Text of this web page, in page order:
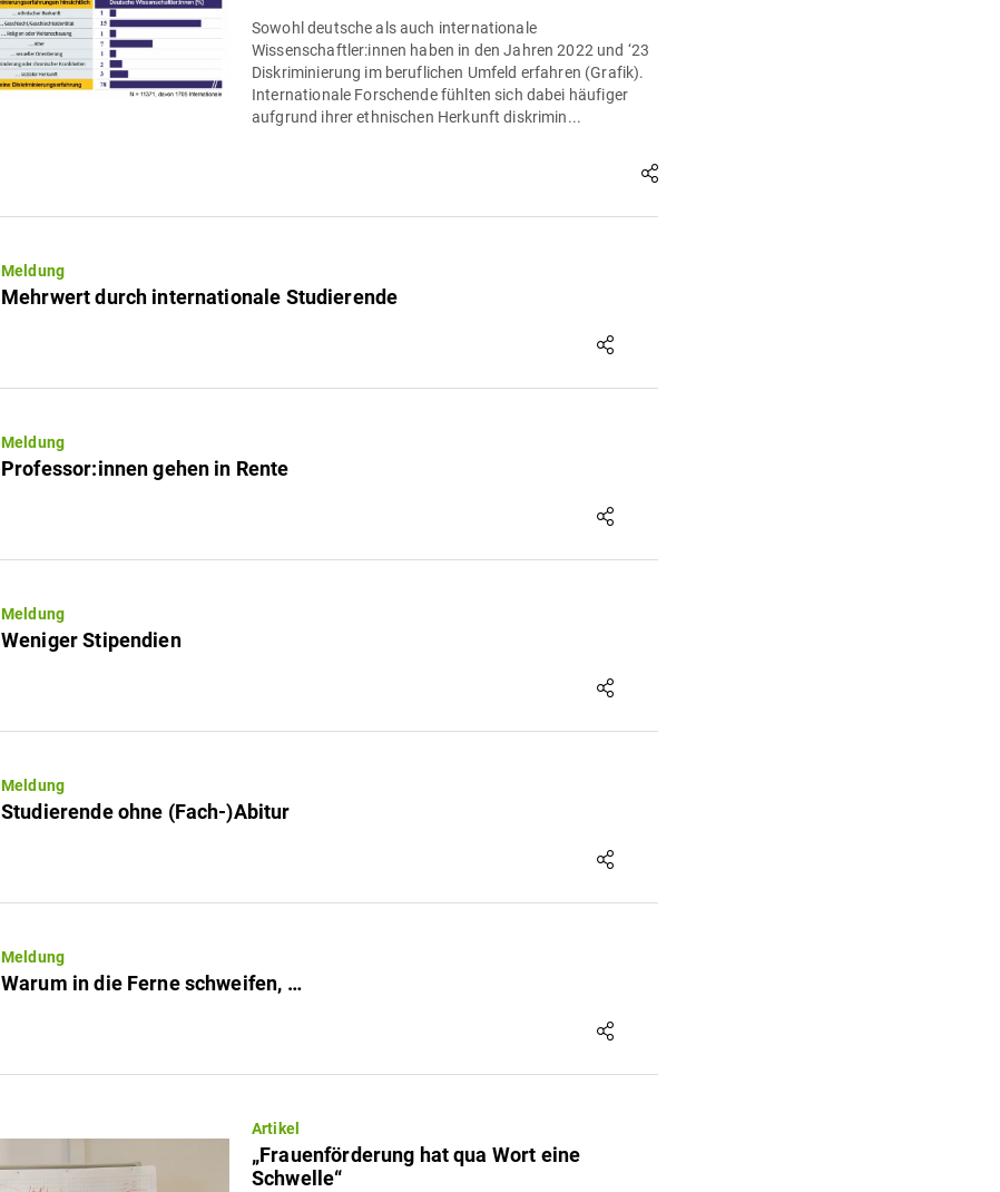
Sowohl deutsche als auch internationale
Wissenschaftler:innen haben in den Jahren 2022 und ‘23
Diskriminierung im beruflichen Umfeld erfahren (Grafik).
Internationale Forschende fühlten sich dabei häufiger
aufgrund ihrer ethnischen Herkunft diskrimin...
Meldung
Mehrwert durch internationale Studierende
Meldung
Professor:innen gehen in Rente
Meldung
Weniger Stipendien
Meldung
Studierende ohne (Fach-)Abitur
Meldung
Warum in die Ferne schweifen, …
Artikel
„Frauenförderung hat qua Wort eine
Schwelle“